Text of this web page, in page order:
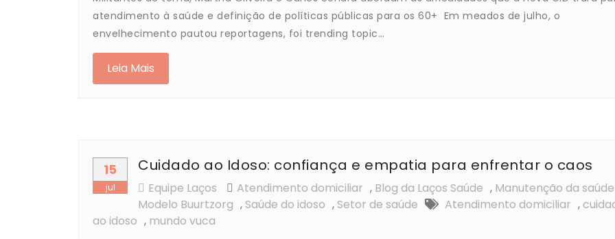
atendimento à saúde e definição de políticas públicas para os 60+ Em meados de julho, o
envelhecimento pautou reportagens, foi trending topic…
Leia Mais
15
jul
Cuidado ao Idoso: confiança e empatia para enfrentar o caos
Equipe Laços Atendimento domiciliar , Blog da Laços Saúde , Manutenção da saúde
Modelo Buurtzorg , Saúde do idoso , Setor de saúde Atendimento domiciliar ,
ao idoso , mundo vuca